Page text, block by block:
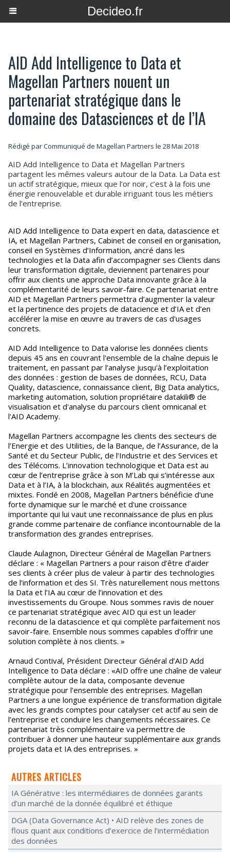
Decideo.fr
AID Add Intelligence to Data et
Magellan Partners nouent un
partenariat stratégique dans le
domaine des Datasciences et de l’IA
Rédigé par Communiqué de Magellan Partners le 28 Mai 2018
AID Add Intelligence to Data et Magellan Partners
partagent les mêmes valeurs autour de la Data. La Data est
un actif stratégique, mieux que l’or noir, c’est à la fois une
énergie renouvelable et durable irriguant tous les métiers
de l’entreprise.
AID Add Intelligence to Data expert en data, datascience et
IA, et Magellan Partners, Cabinet de conseil en organisation,
conseil en Systèmes d’Information, ancré dans les
technologies et la Data afin d’accompagner ses Clients dans
leur transformation digitale, deviennent partenaires pour
offrir aux clients une approche Data innovante grâce à la
complémentarité de leurs savoir-faire. Ce partenariat entre
AID et Magellan Partners permettra d’augmenter la valeur
et la pertinence des projets de datacience et d’IA et d’en
accélérer la mise en œuvre au travers de cas d'usages
concrets.
AID Add Intelligence to Data valorise les données clients
depuis 45 ans en couvrant l'ensemble de la chaîne depuis le
traitement, en passant par l’analyse jusqu'à l’exploitation
des données : gestion de bases de données, RCU, Data
Quality, datascience, connaissance client, Big Data analytics,
marketing automation, solution propriétaire datakili® de
visualisation et d'analyse du parcours client omnicanal et
l'AID Academy.
Magellan Partners accompagne les clients des secteurs de
l’Energie et des Utilities, de la Banque, de l’Assurance, de la
Santé et du Secteur Public, de l’Industrie et des Services et
des Télécoms. L’innovation technologique et Data est au
cœur de l’entreprise grâce à son M’Lab qui s’intéresse aux
Data et à l’IA, à la blockchain, aux Réalités augmentées et
mixtes. Fondé en 2008, Magellan Partners bénéficie d'une
forte dynamique sur le marché et d'une croissance
importante qui lui vaut une reconnaissance de plus en plus
grande comme partenaire de confiance incontournable de la
transformation des grandes entreprises.
Claude Aulagnon, Directeur Général de Magellan Partners
déclare : « Magellan Partners a pour raison d’être d’aider
ses clients à créer plus de valeur à partir des technologies
de l’information et des SI. Très naturellement nous mettons
la Data et l’IA au cœur de l’innovation et des
investissements du Groupe. Nous sommes ravis de nouer
ce partenariat stratégique avec AID qui est un leader
reconnu de la datascience et qui complète parfaitement nos
savoir-faire. Ensemble nous sommes capables d’offrir une
solution complète à nos clients. »
Arnaud Contival, Président Directeur Général d’AID Add
Intelligence to Data déclare : «AID offre une chaîne de valeur
complète autour de la data, composante devenue
stratégique pour l’ensemble des entreprises. Magellan
Partners a une longue expérience de transformation digitale
avec les grands comptes pour catalyser cet actif au sein de
l’entreprise et conduire les changements nécessaires. Ce
partenariat très complémentaire va permettre de
contribuer à donner une hauteur supplémentaire aux grands
projets data et IA des entreprises. »
AUTRES ARTICLES
IA Générative : les intermédiaires de données garants
d’un marché de la donnée équilibré et éthique
DGA (Data Governance Act) • AID relève des zones de
flous quant aux conditions d’exercice de l’intermédiation
des données